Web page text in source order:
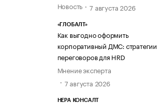
Новость
7 августа 2026
«ГЛОБАЛТ»
Как выгодно оформить
корпоративный ДМС: стратегии
переговоров для HRD
Мнение эксперта
7 августа 2026
НЕРА КОНСАЛТ